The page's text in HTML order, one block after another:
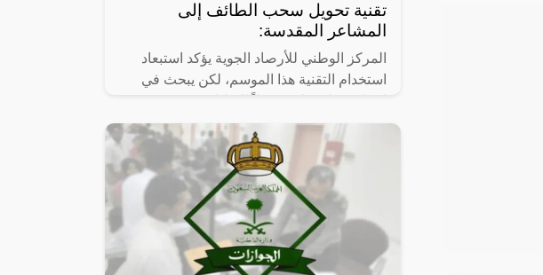
تقنية تحويل سحب الطائف إلى
المشاعر المقدسة:
المركز الوطني للأرصاد الجوية يؤكد استبعاد
استخدام التقنية هذا الموسم، لكن يبحث في
الطقس في المشاعر المقدسة أثناء موسم